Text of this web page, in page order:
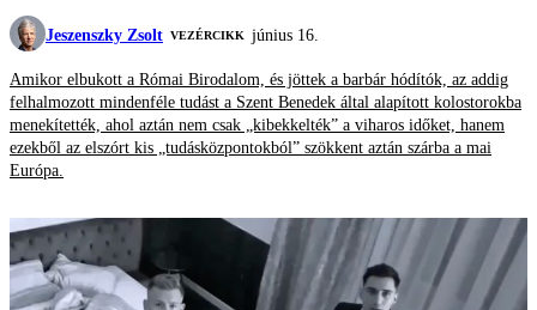
Jeszenszky Zsolt VEZÉRCIKK június 16.
Amikor elbukott a Római Birodalom, és jöttek a barbár hódítók, az addig
felhalmozott mindenféle tudást a Szent Benedek által alapított kolostorokba
menekítették, ahol aztán nem csak „kibekkelték” a viharos időket, hanem
ezekből az elszórt kis „tudásközpontokból” szökkent aztán szárba a mai
Európa.